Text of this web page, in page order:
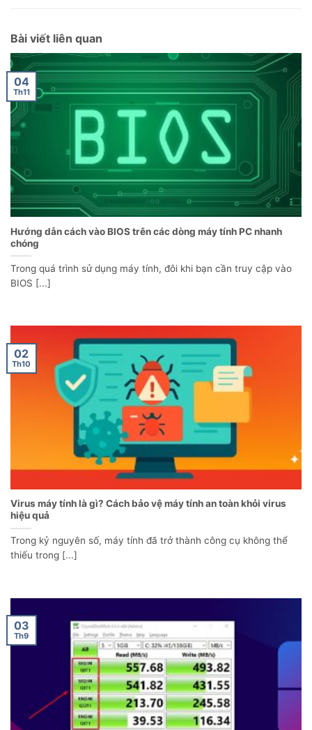
Bài viết liên quan
Hướng dẫn cách vào BIOS trên các dòng máy tính PC nhanh
chóng
Trong quá trình sử dụng máy tính, đôi khi bạn cần truy cập vào
BIOS [...]
04
Th11
Virus máy tính là gì? Cách bảo vệ máy tính an toàn khỏi virus
hiệu quả
Trong kỷ nguyên số, máy tính đã trở thành công cụ không thể
thiếu trong [...]
02
Th10
03
Th9